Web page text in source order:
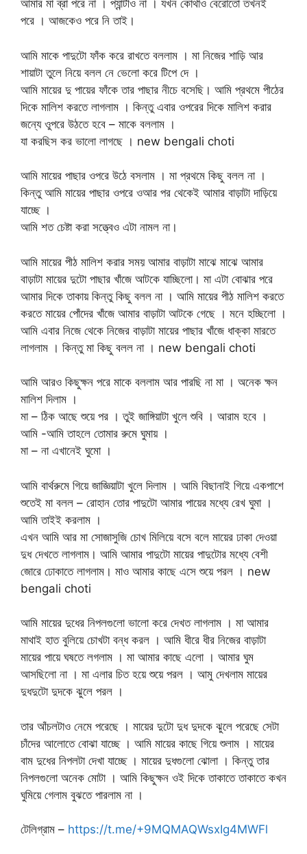
আমার মা ব্রা পরে না । প্যান্টীও না । যখন কোথাও বেরোতো তখনই
পরে । আজকেও পরে নি তাই।
আমি মাকে পাদুটো ফাঁক করে রাখতে বললাম । মা নিজের শাড়ি আর
শায়াটা তুলে নিয়ে বলল নে ভেলো করে টিপে দে ।
আমি মায়ের দু পায়ের ফাঁকে তার পাছার নীচে বসেছি। আমি প্রথমে পীঠের
দিকে মালিশ করতে লাগলাম । কিন্তু এবার ওপরের দিকে মালিশ করার
জন্যে ওুপরে উঠতে হবে – মাকে বললাম ।
যা করছিস কর ভালো লাগছে । new bengali choti
আমি মায়ের পাছার ওপরে উঠে বসলাম । মা প্রথমে কিছু বলল না ।
কিন্তু আমি মায়ের পাছার ওপরে ওআর পর থেকেই আমার বাড়াটা দাড়িয়ে
যাচ্ছে ।
আমি শত চেষ্টা করা সত্ত্বেও এটা নামল না।
আমি মায়ের পীঠ মালিশ করার সময় আমার বাড়াটা মাঝে মাঝে আমার
বাড়াটা মায়ের দুটো পাছার খাঁজে আটকে যাচ্ছিলো। মা এটা বোঝার পরে
আমার দিকে তাকায় কিন্তু কিছু বলল না । আমি মায়ের পীঠ মালিশ করতে
করতে মায়ের পোঁদের খাঁজে আমার বাড়াটা আটকে গেছে । মনে হচ্ছিলো ।
আমি এবার নিজে থেকে নিজের বাড়াটা মায়ের পাছার খাঁজে ধাক্কা মারতে
লাগলাম । কিন্তু মা কিছু বলল না । new bengali choti
আমি আরও কিছুক্ষন পরে মাকে বললাম আর পারছি না মা । অনেক ক্ষন
মালিশ দিলাম ।
মা – ঠিক আছে শুয়ে পর । তুই জাঙ্গিয়াটা খুলে শুবি । আরাম হবে ।
আমি -আমি তাহলে তোমার রুমে ঘুমায় ।
মা – না এখানেই ঘুমো ।
আমি বার্থরুমে গিয়ে জাজ্ঞিয়াটা খুলে দিলাম । আমি বিছানাই গিয়ে একপাশে
শুতেই মা বলল – রোহান তোর পাদুটো আমার পায়ের মধ্যে রেখ ঘুমা ।
আমি তাইই করলাম ।
এখন আমি আর মা সোজাসুজি চোখ মিলিয়ে বসে বলে মায়ের ঢাকা দেওয়া
দুধ দেখতে লাগলাম। আমি আমার পাদুটো মায়ের পাদুটোর মধ্যে বেশী
জোরে ঢোকাতে লাগলাম। মাও আমার কাছে এসে শুয়ে পরল । new
bengali choti
আমি মায়ের দুধের নিপলগুলো ভালো করে দেখত লাগলাম । মা আমার
মাথাই হাত বুলিয়ে চোখটা বন্ধ করল । আমি ধীরে ধীর নিজের বাড়াটা
মায়ের পায়ে ঘষতে লগলাম । মা আমার কাছে এলো । আমার ঘুম
আসছিলো না । মা এলার চিত হয়ে শুয়ে পরল । আমু দেখলাম মায়ের
দুধদুটো দুদকে ঝুলে পরল ।
তার আঁচলটাও নেমে পরেছে । মায়ের দুটো দুধ দুদকে ঝুলে পরেছে সেটা
চাঁদের আলোতে বোঝা যাচ্ছে । আমি মায়ের কাছে গিয়ে শুলাম । মায়ের
বাম দুধের নিপলটা দেখা যাচ্ছে । মায়ের দুধগুলো ঝোলা । কিন্তু তার
নিপলগুলো অনেক মোটা । আমি কিছুক্ষন ওই দিকে তাকাতে তাকাতে কখন
ঘুমিয়ে গেলাম বুঝতে পারলাম না ।
টেলিগ্রাম – https://t.me/+9MQMAQWsxIg4MWFl